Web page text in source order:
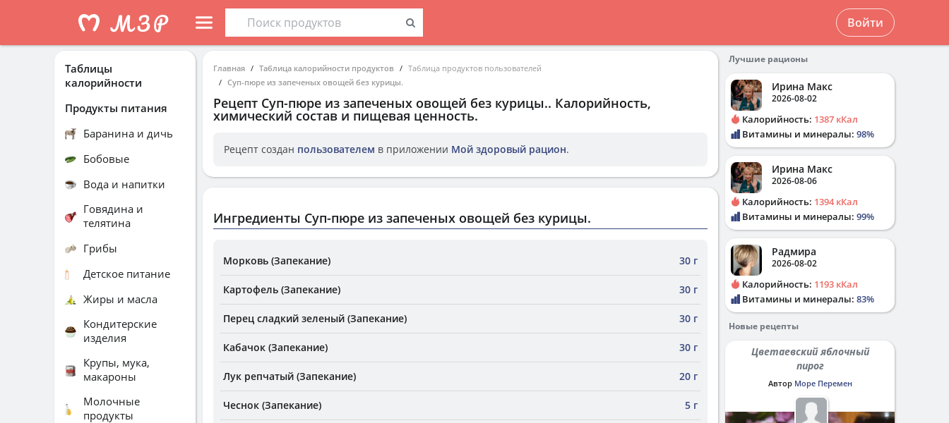
Войти
Главная Таблица калорийности продуктов
Таблица продуктов пользователей
Суп-пюре из запеченых овощей без курицы.
Рецепт Суп-пюре из запеченых овощей без курицы.. Калорийность,
химический состав и пищевая ценность.
Рецепт создан пользователем в приложении Мой здоровый рацион.
Ингредиенты Суп-пюре из запеченых овощей без курицы.
Морковь (Запекание) 30 г
Картофель (Запекание) 30 г
Перец сладкий зеленый (Запекание) 30 г
Кабачок (Запекание) 30 г
Лук репчатый (Запекание) 20 г
Чеснок (Запекание) 5 г
Таблицы
калорийности
Продукты питания
Баранина и дичь
Бобовые
Вода и напитки
Говядина и
телятина
Грибы
Детское питание
Жиры и масла
Кондитерские
изделия
Крупы, мука,
макароны
Молочные
продукты
Лучшие рационы
Ирина Макс
2026-08-02
Калорийность: 1387 кКал
Витамины и минералы: 98%
Ирина Макс
2026-08-06
Калорийность: 1394 кКал
Витамины и минералы: 99%
Радмира
2026-08-02
Калорийность: 1193 кКал
Витамины и минералы: 83%
Новые рецепты
Цветаевский яблочный
пирог
Автор Море Перемен